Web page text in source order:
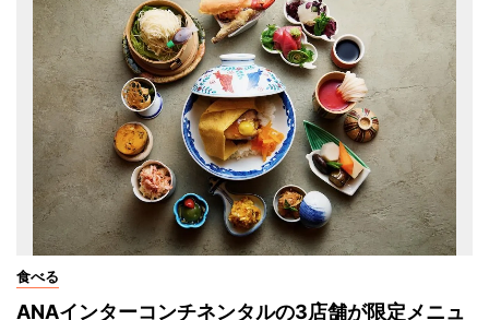
食べる
ANAインターコンチネンタルの3店舗が限定メニュ